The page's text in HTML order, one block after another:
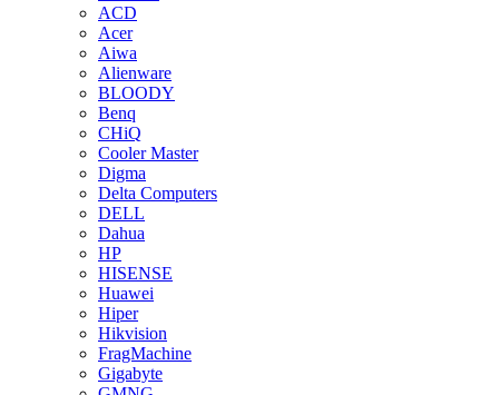
ACD
Acer
Aiwa
Alienware
BLOODY
Benq
CHiQ
Cooler Master
Digma
Delta Computers
DELL
Dahua
HP
HISENSE
Huawei
Hiper
Hikvision
FragMachine
Gigabyte